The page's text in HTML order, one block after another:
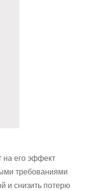
на его эффект
требованиями
и снизить потерю